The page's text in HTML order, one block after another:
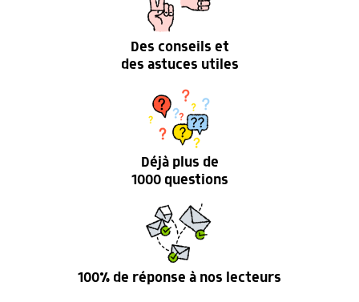
Des conseils et
des astuces utiles
Déjà plus de
1000 questions
100% de réponse à nos lecteurs